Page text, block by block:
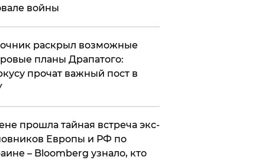
войны
раскрыл возможные
планы Драпатого:
прочат важный пост в
прошла тайная встреча экс-
Европы и РФ по
– Bloomberg узнало, кто